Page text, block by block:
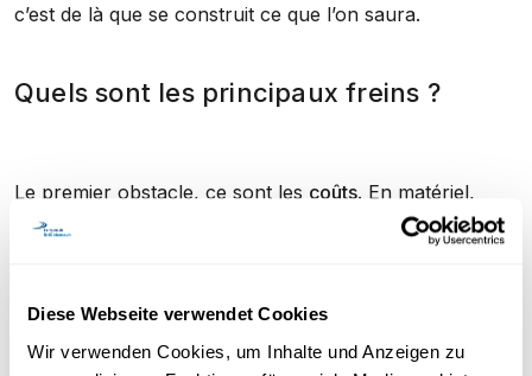
Diese Webseite verwendet Cookies
Wir verwenden Cookies, um Inhalte und Anzeigen zu
c’est de là que se construit ce que l’on saura.
Quels sont les principaux freins ?
Le premier obstacle, ce sont les coûts. En matériel,
bien sûr, mais surtout en temps, autant du côté des
enseignants (Troger et Ruano-Borbalan, 2017) que des
acquis l’écriture au prix d’efforts considérables, mettra
plus de temps à écrire un texte à l’ordinateur plutôt
qu’à la main.